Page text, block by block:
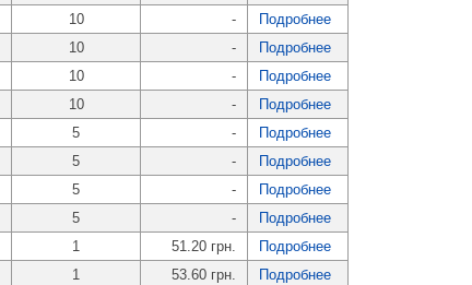
10 -
Подробнее
10 -
Подробнее
10 -
Подробнее
10 -
Подробнее
5 -
Подробнее
5 -
Подробнее
5 -
Подробнее
5 -
Подробнее
1 51.20 грн.
Подробнее
1 53.60 грн.
Подробнее